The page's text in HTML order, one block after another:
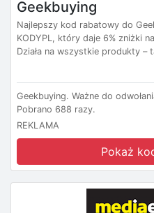
Geekbuying
Najlepszy kod rabatowy do
KODYPL, który daje 6% zniżki
Działa na wszystkie produkty –
Geekbuying. Ważne do
Pobrano 688 razy.
REKLAMA
Pokaż